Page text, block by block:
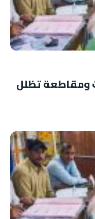
ومقاطعة تظلل